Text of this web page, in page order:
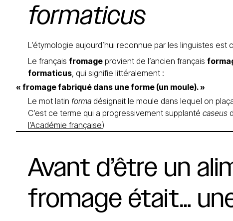
formaticus
L’étymologie aujourd’hui reconnue par les linguistes est
Le français fromage provient de l’ancien français
formaticus, qui signifie littéralement :
« fromage fabriqué dans une forme (un moule). »
Le mot latin forma désignait le moule dans lequel on
C’est ce terme qui a progressivement supplanté caseus
l’Académie française)
Avant d’être un
fromage était…